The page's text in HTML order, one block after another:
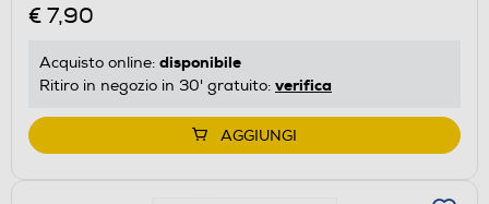
€ 7,90
Acquisto online: disponibile
Ritiro in negozio in 30' gratuito: verifica
AGGIUNGI